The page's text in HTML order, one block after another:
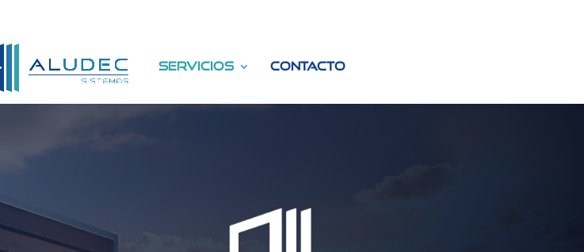
Servicios Contacto